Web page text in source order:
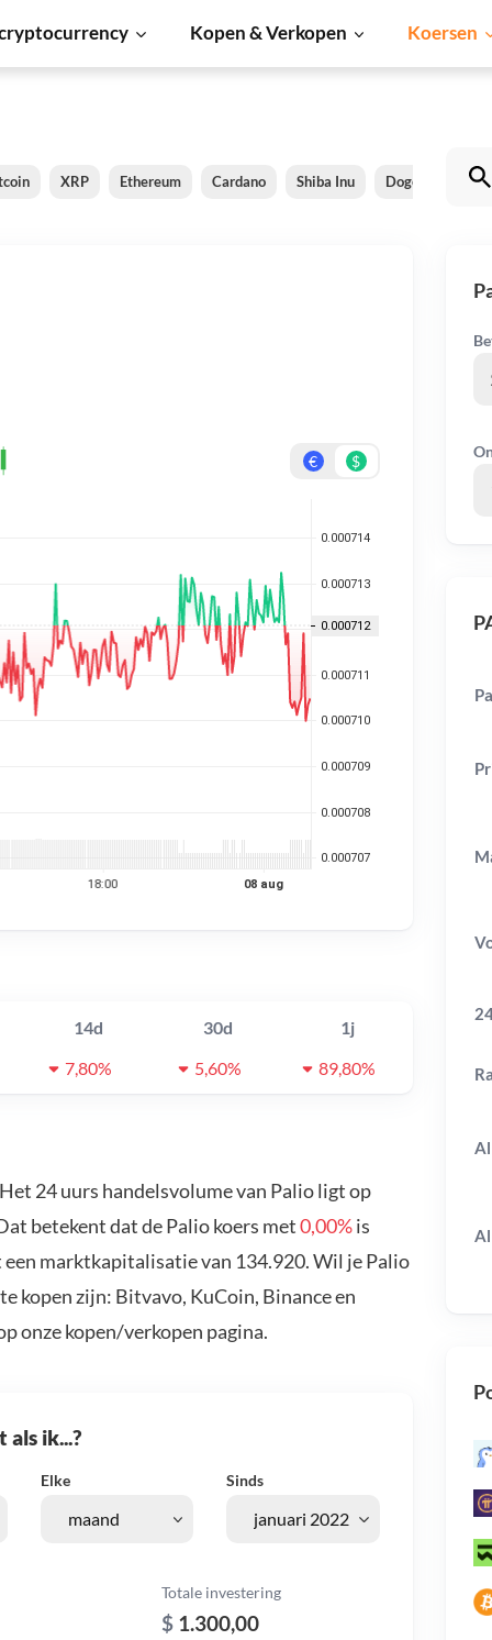
Kopen & Verkopen Koersen
XRP Ethereum Cardano Shiba Inu Dogecoin
€ $
14d 30d
1j
7,80%
5,60% 89,80%
24 uurs handelsvolume van Palio ligt op
betekent dat de Palio koers met0,00%is
marktkapitalisatie van 134.920. Wil je Palio
kopen zijn: Bitvavo, KuCoin, Binance en
onze kopen/verkopen pagina.
als ik...?
Elke Sinds
Totale investering
$ 1.300,00